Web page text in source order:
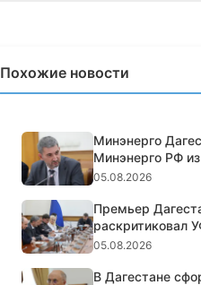
Похожие новости
Минэнерго
Минэнерго РФ
05.08.2026
Премьер
раскритиковал
пассивность н...
05.08.2026
В Дагестане